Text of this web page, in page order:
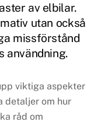
av elbilar.
utan också
missförstånd
användning.
viktiga aspekter
detaljer om hur
råd om